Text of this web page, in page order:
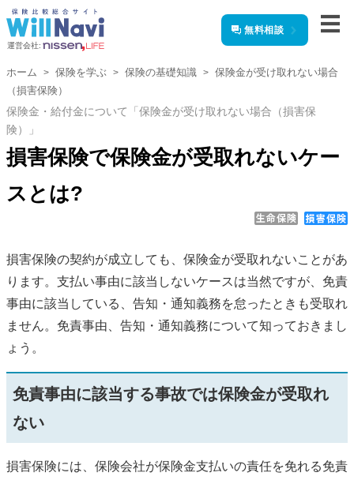
運営会社:
無料相談
ホーム 保険を学ぶ 保険の基礎知識
保険金が受け取れない場合
（損害保険）
保険金・給付金について「保険金が受け取れない場合（損害保
険）」
損害保険で保険金が受取れないケー
スとは?
損害保険の契約が成立しても、保険金が受取れないことがあ
ります。支払い事由に該当しないケースは当然ですが、免責
事由に該当している、告知・通知義務を怠ったときも受取れ
ません。免責事由、告知・通知義務について知っておきまし
ょう。
免責事由に該当する事故では保険金が受取れ
ない
損害保険には、保険会社が保険金支払いの責任を免れる免責